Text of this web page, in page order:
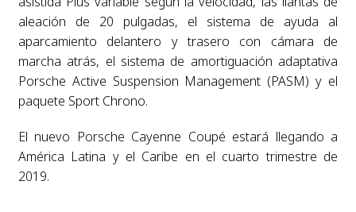
aleación de 20 pulgadas, el sistema de ayuda al
aparcamiento delantero y trasero con cámara de
marcha atrás, el sistema de amortiguación adaptativa
Porsche Active Suspension Management (PASM) y el
paquete Sport Chrono.
El nuevo Porsche Cayenne Coupé estará llegando a
América Latina y el Caribe en el cuarto trimestre de
2019.